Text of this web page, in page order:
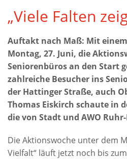
„Viele Falten
Auftakt nach Maß: Mit
Montag, 27. Juni, die
Seniorenbüros an den Start
zahlreiche Besucher ins
der Hattinger Straße, auch
Thomas Eiskirch schaute in
die von Stadt und AWO
Die Aktionswoche unter dem
Vielfalt“ läuft jetzt noch bis zum